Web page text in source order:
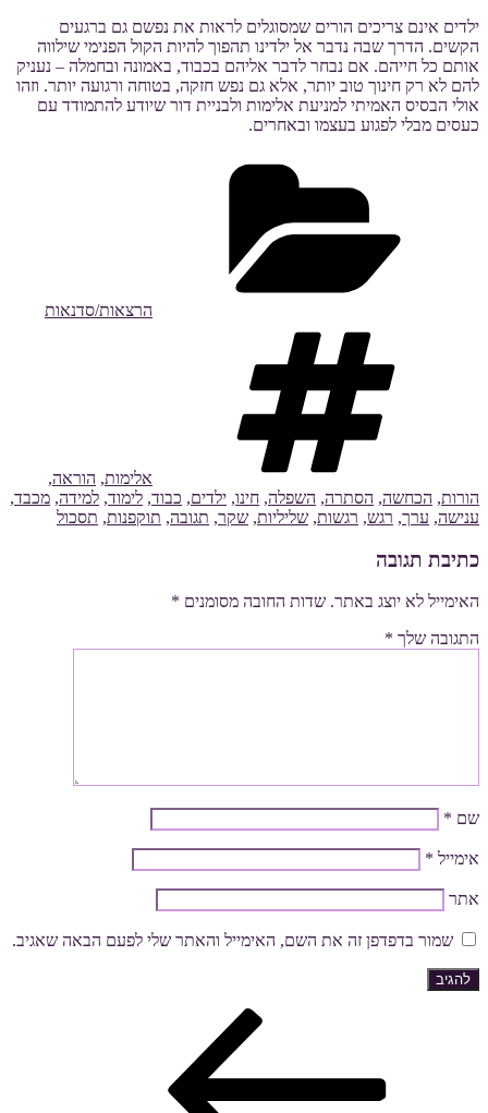
ילדים אינם צריכים הורים שמסוגלים לראות את נפשם גם ברגעים
הקשים. הדרך שבה נדבר אל ילדינו תהפוך להיות הקול הפנימי שילווה
אותם כל חייהם. אם נבחר לדבר אליהם בכבוד, באמונה ובחמלה – נעניק
להם לא רק חינוך טוב יותר, אלא גם נפש חזקה, בטוחה ורגועה יותר. וזהו
אולי הבסיס האמיתי למניעת אלימות ולבניית דור שיודע להתמודד עם
כעסים מבלי לפגוע בעצמו ובאחרים.
הרצאות/סדנאות
אלימות, הוראה,
הורות, הכחשה, הסתרה, השפלה, חינו, ילדים, כבוד, לימוד, למידה, מכבד,
ענישה, ערך, רגש, רגשות, שליליות, שקר, תגובה, תוקפנות, תסכול
כתיבת תגובה
האימייל לא יוצג באתר. שדות החובה מסומנים *
התגובה שלך *
שם *
אימייל *
אתר
שמור בדפדפן זה את השם, האימייל והאתר שלי לפעם הבאה שאגיב.